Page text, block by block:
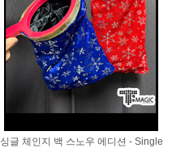
싱글 체인지 백 스노우 에디션 - Single